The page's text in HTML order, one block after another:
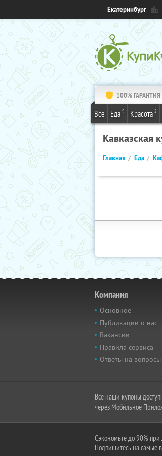
Екатеринбург
100%
Все Еда 9 Красота 2
Кавказская
Главная Еда
Компания
Основное
Публикации о нас
Вакансии
Правила сервиса
Ответы на вопросы
Все наши купоны
через Мобильное
Сэкономьте до 90%
Подпишитесь на самые